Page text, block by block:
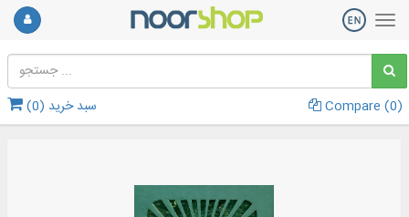
سبد خرید (0
) Compare (0)